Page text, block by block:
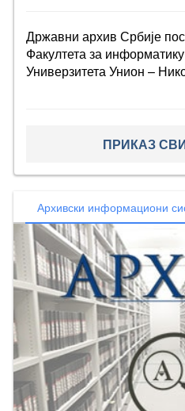
Државни архив Србије
Факултета за
Универзитета Унион –
ПРИКАЗ
Архивски информациони